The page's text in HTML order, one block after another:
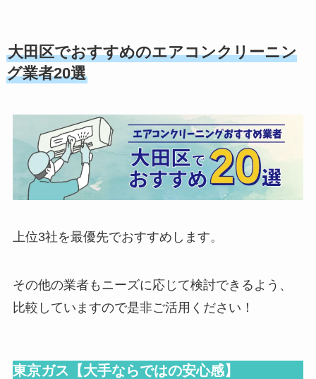
大田区でおすすめのエアコンクリーニン
グ業者20選
上位3社を最優先でおすすめします。
その他の業者もニーズに応じて検討できるよう、
比較していますので是非ご活用ください！
東京ガス【大手ならではの安心感】